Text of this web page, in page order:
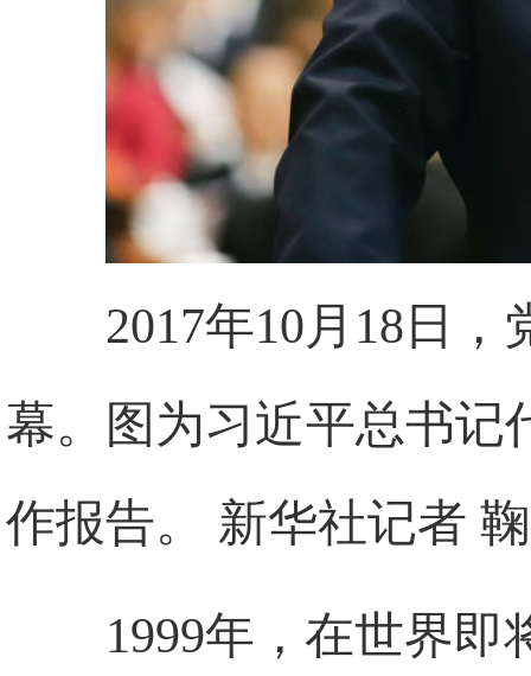
2017年10月18日
幕。图为习近平总书记
作报告。 新华社记者
1999年，在世界